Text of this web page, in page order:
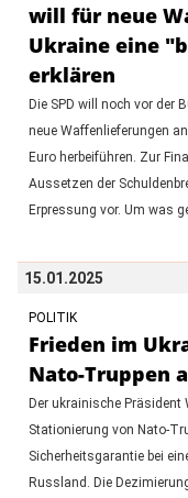
will für neue
Ukraine eine
erklären
Die SPD will noch vor der
neue Waffenlieferungen
Euro herbeiführen. Zur
Aussetzen der
Erpressung vor. Um was
15.01.2025
POLITIK
Frieden im
Nato-Truppen
Der ukrainische
Stationierung von Nato-
Sicherheitsgarantie bei
Russland. Die